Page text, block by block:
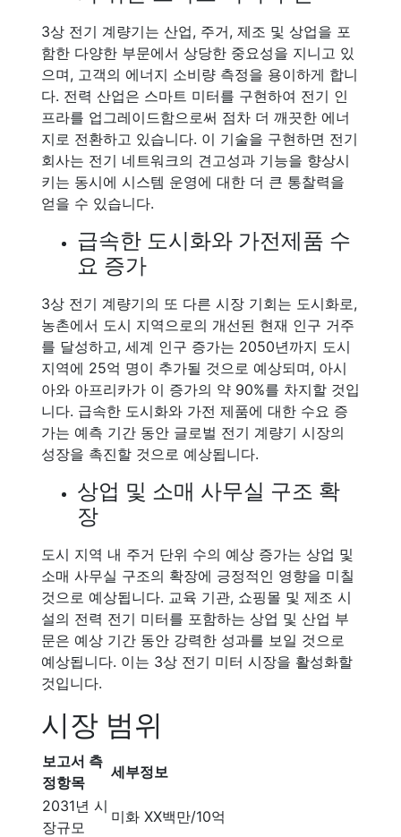
3상 전기 계량기는 산업, 주거, 제조 및 상업을 포
함한 다양한 부문에서 상당한 중요성을 지니고 있
으며, 고객의 에너지 소비량 측정을 용이하게 합니
다. 전력 산업은 스마트 미터를 구현하여 전기 인
프라를 업그레이드함으로써 점차 더 깨끗한 에너
지로 전환하고 있습니다. 이 기술을 구현하면 전기
회사는 전기 네트워크의 견고성과 기능을 향상시
키는 동시에 시스템 운영에 대한 더 큰 통찰력을
얻을 수 있습니다.
급속한 도시화와 가전제품 수
요 증가
3상 전기 계량기의 또 다른 시장 기회는 도시화로,
농촌에서 도시 지역으로의 개선된 현재 인구 거주
를 달성하고, 세계 인구 증가는 2050년까지 도시
지역에 25억 명이 추가될 것으로 예상되며, 아시
아와 아프리카가 이 증가의 약 90%를 차지할 것입
니다. 급속한 도시화와 가전 제품에 대한 수요 증
가는 예측 기간 동안 글로벌 전기 계량기 시장의
성장을 촉진할 것으로 예상됩니다.
상업 및 소매 사무실 구조 확
장
도시 지역 내 주거 단위 수의 예상 증가는 상업 및
소매 사무실 구조의 확장에 긍정적인 영향을 미칠
것으로 예상됩니다. 교육 기관, 쇼핑몰 및 제조 시
설의 전력 전기 미터를 포함하는 상업 및 산업 부
문은 예상 기간 동안 강력한 성과를 보일 것으로
예상됩니다. 이는 3상 전기 미터 시장을 활성화할
것입니다.
시장 범위
보고서 측
정항목
세부정보
2031년 시
장규모
미화 XX백만/10억